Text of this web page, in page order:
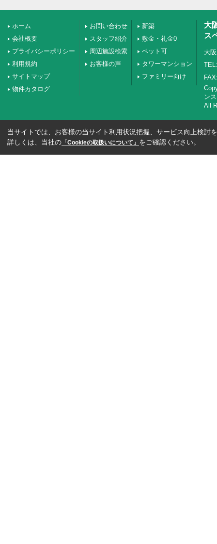
ホーム
会社概要
プライバシーポリシー
利用規約
サイトマップ
物件カタログ
お問い合わせ
スタッフ紹介
周辺施設検索
お客様の声
新築
敷金・礼金0
ペット可
タワーマンション
ファミリー向け
大
ス
大
ンス
All
当サイトでは、お客様の当サイト利用状況把握、サービス向上検討
詳しくは、当社の 「Cookieの取扱いについて」 をご確認ください。